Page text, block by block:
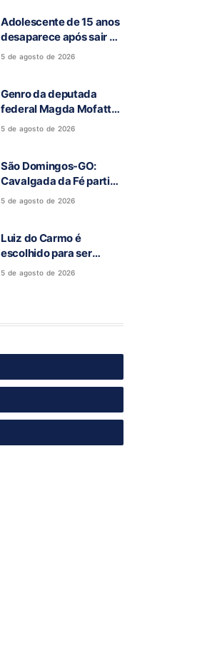
Adolescente de 15 anos
desaparece após sair de
casa para ir à escola, em
5 de agosto de 2026
Genro da deputada
federal Magda Mofatto
morre após acidente de
5 de agosto de 2026
São Domingos-GO:
Cavalgada da Fé partiu
rumo a Terra Ronca e
5 de agosto de 2026
Luiz do Carmo é
escolhido para ser
candidato a vice-
5 de agosto de 2026